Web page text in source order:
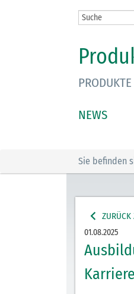
PRODUKTE
NEWS
Sie befinden
ZURÜCK
01.08.2025